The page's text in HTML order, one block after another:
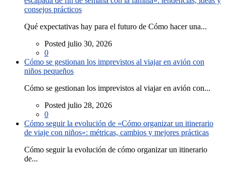
consejos prácticos
Qué expectativas hay para el futuro de Cómo hacer una...
Posted julio 30, 2026
0
Cómo se gestionan los imprevistos al viajar en avión con
niños pequeños
Cómo se gestionan los imprevistos al viajar en avión con...
Posted julio 28, 2026
0
Cómo seguir la evolución de «Cómo organizar un itinerario
de viaje con niños»: métricas, cambios y mejores prácticas
Cómo seguir la evolución de cómo organizar un itinerario
de...